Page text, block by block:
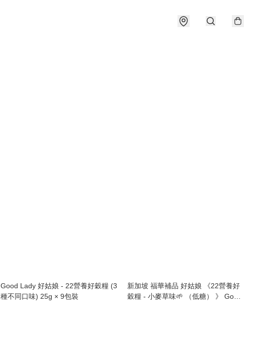
Good Lady 好姑娘 - 22營養好穀糧 (3
種不同口味) 25g × 9包裝
新加坡 福華補品 好姑娘 《22營養好
穀糧 - 小麥草味🌱 （低糖） 》 Good